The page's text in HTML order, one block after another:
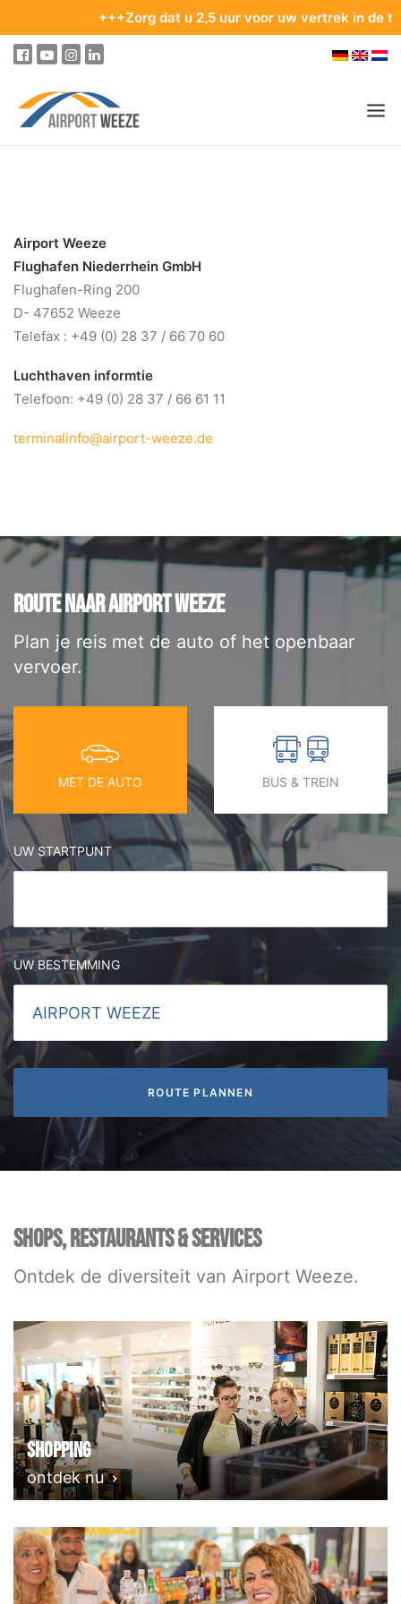
+++Zorg dat u 2,5 uur voor uw vertrek in de
VAN EN NAAR DE LUCHTHAVEN
ONZE BESTEMMINGEN
Airport Weeze
Flughafen Niederrhein GmbH
Flughafen-Ring 200
D- 47652 Weeze
Telefax : +49 (0) 28 37 / 66 70 60
Luchthaven informtie
Telefoon: +49 (0) 28 37 / 66 61 11
terminalinfo@airport-weeze.de
ROUTE NAAR AIRPORT WEEZE
Plan je reis met de auto of het openbaar
vervoer.
MET DE AUTO BUS & TREIN
UW STARTPUNT
UW BESTEMMING
SHOPS, RESTAURANTS & SERVICES
Ontdek de diversiteit van Airport Weeze.
Shopping
ontdek nu